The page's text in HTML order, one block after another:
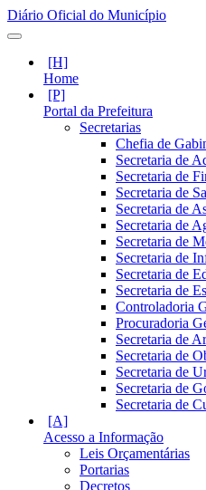
Diário Oficial do Município
Home
Portal da Prefeitura
Secretarias
Chefia de
Secretaria de
Secretaria de
Secretaria de
Secretaria de
Secretaria de
Secretaria de
Secretaria de
Secretaria de
Secretaria de
Controladoria
Procuradoria
Secretaria de
Secretaria de
Secretaria de
Secretaria de
Secretaria de
Acesso a Informação
Leis Orçamentárias
Portarias
Decretos